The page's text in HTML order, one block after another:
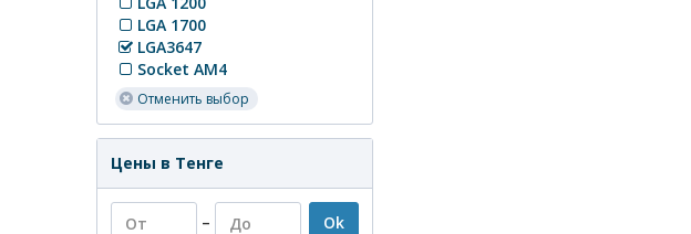
LGA 1700
LGA3647
Socket AM4
Отменить выбор
Цены в Тенге
– Ok